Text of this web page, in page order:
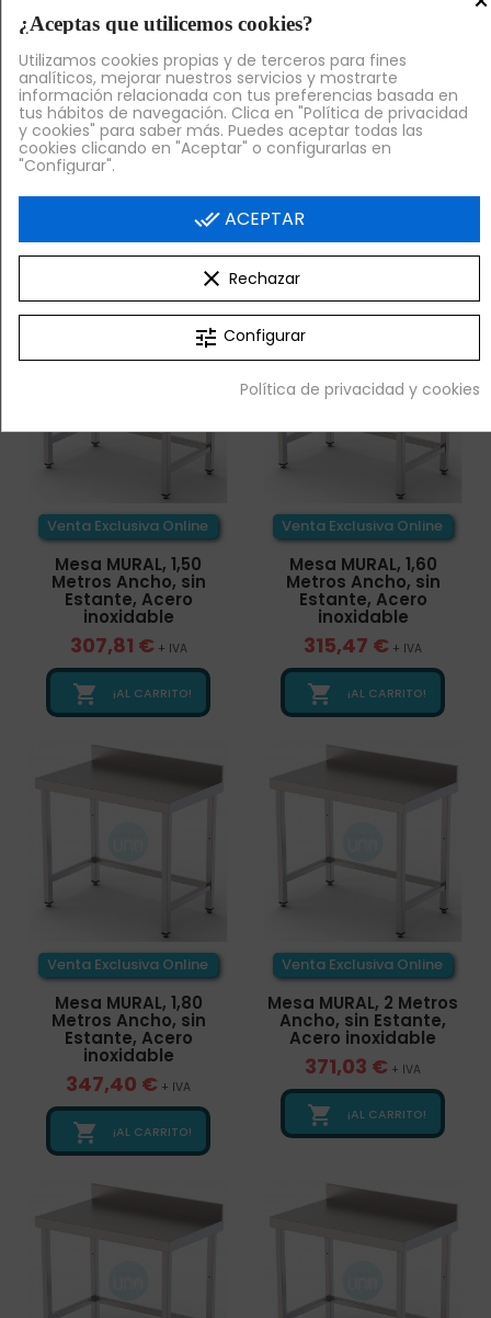
Venta Exclusiva Online
Mesa MURAL, 1,40
Metros Ancho, sin
Estante, Acero
inoxidable
 ¡AL CARRITO!
Venta Exclusiva Online
Mesa de Trabajo
Mural 2 Metros Ancho,
Fondo 70 cm, sin
306,53 €
 ¡AL CARRITO!
Venta Exclusiva Online
Mesa MURAL, 1,50
Metros Ancho, sin
Estante, Acero
inoxidable
307,81 € + IVA
 ¡AL CARRITO!
Venta Exclusiva Online
Mesa MURAL, 1,60
Metros Ancho, sin
Estante, Acero
inoxidable
315,47 € + IVA
 ¡AL CARRITO!
Venta Exclusiva Online
Mesa MURAL, 1,80
Metros Ancho, sin
Estante, Acero
inoxidable
347,40 € + IVA
 ¡AL CARRITO!
Venta Exclusiva Online
Mesa MURAL, 2 Metros
Ancho, sin Estante,
Acero inoxidable
371,03 € + IVA
 ¡AL CARRITO!
¿Aceptas que utilicemos cookies?
Utilizamos cookies propias y de terceros para fines
analíticos, mejorar nuestros servicios y mostrarte
información relacionada con tus preferencias basada en
tus hábitos de navegación. Clica en "Política de privacidad
y cookies" para saber más. Puedes aceptar todas las
cookies clicando en "Aceptar" o configurarlas en
"Configurar".
done_all ACEPTAR
clear Rechazar
tune Configurar
Política de privacidad y cookies